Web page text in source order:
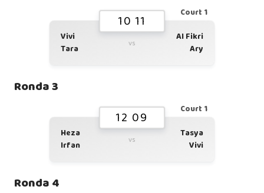
Court 1
10 11
Vivi
Tara
vs
Al Fikri
Ary
Ronda 3
Court 1
12 09
Heza
Irfan
vs
Tasya
Vivi
Ronda 4